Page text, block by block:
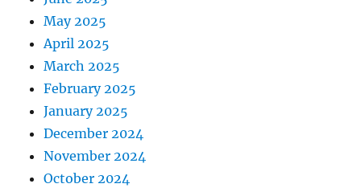
May 2025
April 2025
March 2025
February 2025
January 2025
December 2024
November 2024
October 2024